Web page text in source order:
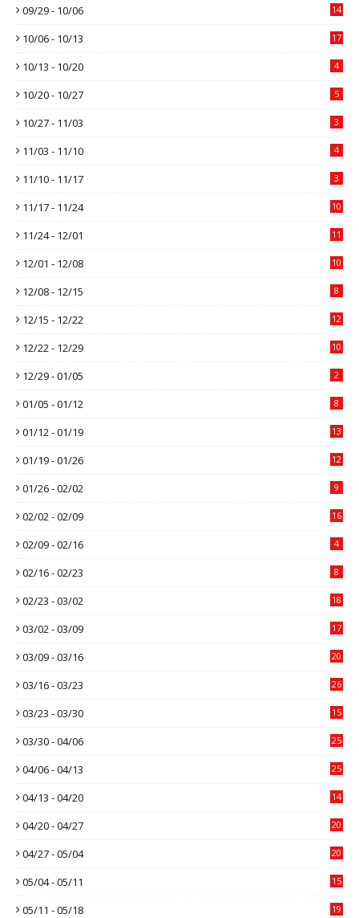
09/29 - 10/06 14
10/06 - 10/13 17
10/13 - 10/20 4
10/20 - 10/27 5
10/27 - 11/03 3
11/03 - 11/10 4
11/10 - 11/17 3
11/17 - 11/24 10
11/24 - 12/01 11
12/01 - 12/08 10
12/08 - 12/15 8
12/15 - 12/22 12
12/22 - 12/29 10
12/29 - 01/05 2
01/05 - 01/12 8
01/12 - 01/19 13
01/19 - 01/26 12
01/26 - 02/02 9
02/02 - 02/09 16
02/09 - 02/16 4
02/16 - 02/23 8
02/23 - 03/02 18
03/02 - 03/09 17
03/09 - 03/16 20
03/16 - 03/23 26
03/23 - 03/30 15
03/30 - 04/06 25
04/06 - 04/13 25
04/13 - 04/20 14
04/20 - 04/27 20
04/27 - 05/04 20
05/04 - 05/11 15
05/11 - 05/18 19